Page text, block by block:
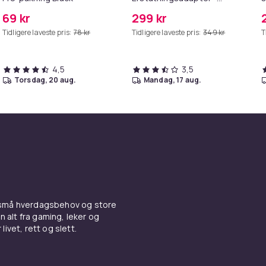
69 kr
Tidligere laveste pris: 78 kr
4,5
torsdag, 20 aug.
299 kr
Tidligere laveste pris: 349 kr
3,5
mandag, 17 aug.
hverdagsbehov og store
alt fra gaming, leker og
livet, rett og slett.